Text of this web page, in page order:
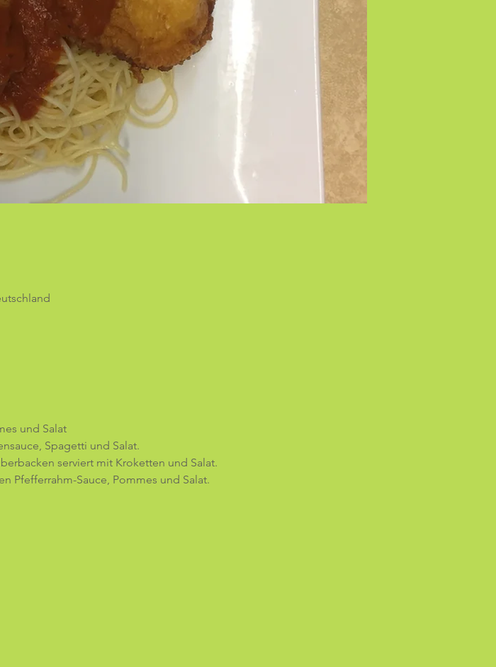
und Salat
Spagetti und Salat.
serviert mit Kroketten und Salat.
Pfefferrahm-Sauce, Pommes und Salat.